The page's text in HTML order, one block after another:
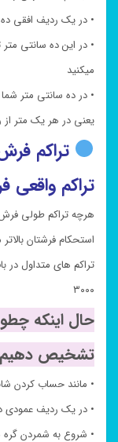
• در یک ردیف افقی ده
• در این ده سانتی
میکنید
• در ده سانتی متر شما باید ۷۰ گره یا خانه بافت شده
یعنی در هر یک متر از ردیف افقی
تراکم
تراکم واقعی
هرچه تراکم طولی
استحکام فرشتان
۳۰۰۰
تشخیص
• مانند حساب کردن
• در یک ردیف عمودی
• شروع به شمردن گره